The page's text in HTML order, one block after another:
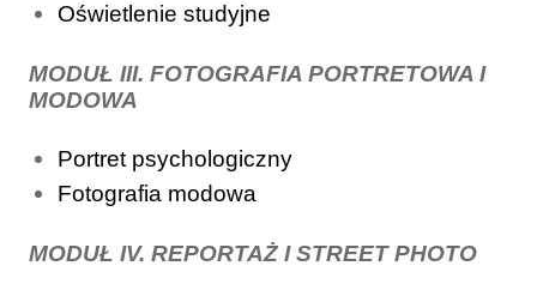
Oświetlenie studyjne
MODUŁ III. FOTOGRAFIA PORTRETOWA I
MODOWA
Portret psychologiczny
Fotografia modowa
MODUŁ IV. REPORTAŻ I STREET PHOTO